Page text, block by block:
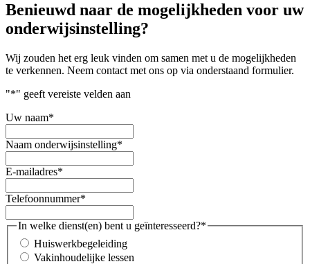
Benieuwd naar de mogelijkheden voor uw
onderwijsinstelling?
Wij zouden het erg leuk vinden om samen met u de mogelijkheden
te verkennen. Neem contact met ons op via onderstaand formulier.
"*" geeft vereiste velden aan
Uw naam*
Naam onderwijsinstelling*
E-mailadres*
Telefoonnummer*
In welke dienst(en) bent u geïnteresseerd?*
Huiswerkbegeleiding
Vakinhoudelijke lessen